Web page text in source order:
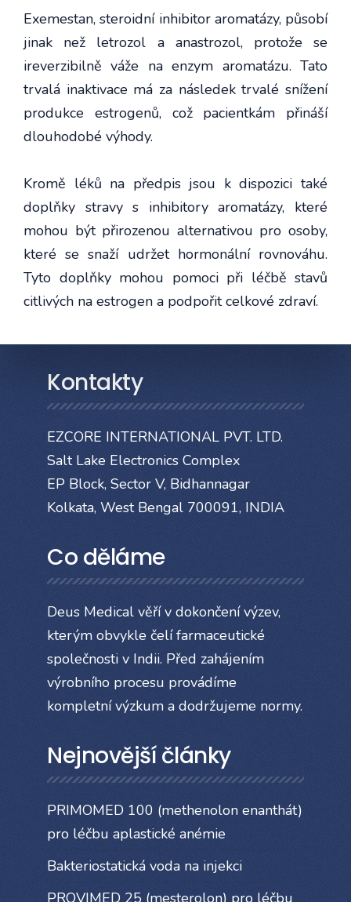
Exemestan, steroidní inhibitor aromatázy, působí
jinak než letrozol a anastrozol, protože se
ireverzibilně váže na enzym aromatázu. Tato
trvalá inaktivace má za následek trvalé snížení
produkce estrogenů, což pacientkám přináší
dlouhodobé výhody.
Kromě léků na předpis jsou k dispozici také
doplňky stravy s inhibitory aromatázy, které
mohou být přirozenou alternativou pro osoby,
které se snaží udržet hormonální rovnováhu.
Tyto doplňky mohou pomoci při léčbě stavů
citlivých na estrogen a podpořit celkové zdraví.
Kontakty
EZCORE INTERNATIONAL PVT. LTD.
Salt Lake Electronics Complex
EP Block, Sector V, Bidhannagar
Kolkata, West Bengal 700091, INDIA
Co děláme
Deus Medical věří v dokončení výzev,
kterým obvykle čelí farmaceutické
společnosti v Indii. Před zahájením
výrobního procesu provádíme
kompletní výzkum a dodržujeme normy.
Nejnovější články
PRIMOMED 100 (methenolon enanthát)
pro léčbu aplastické anémie
Bakteriostatická voda na injekci
PROVIMED 25 (mesterolon) pro léčbu